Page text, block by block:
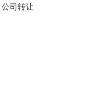
公司转让